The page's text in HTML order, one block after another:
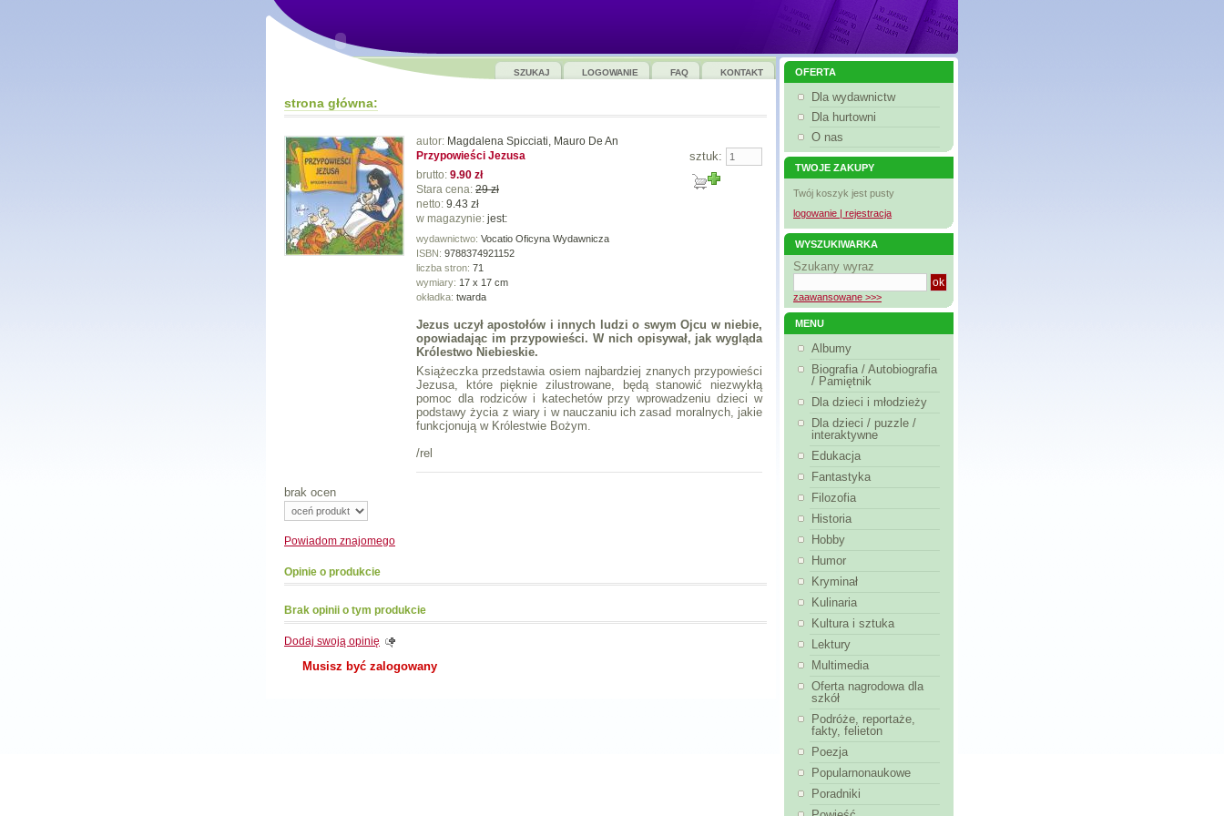
SZUKAJ LOGOWANIE FAQ KONTAKT
strona główna:
autor: Magdalena Spicciati, Mauro De An
Przypowieści Jezusa
brutto: 9.90 zł
Stara cena: 29 zł
netto: 9.43 zł
w magazynie: jest:
sztuk:
wydawnictwo: Vocatio Oficyna Wydawnicza
ISBN: 9788374921152
liczba stron: 71
wymiary: 17 x 17 cm
okładka: twarda
Jezus uczył apostołów i innych ludzi o swym Ojcu w niebie,
opowiadając im przypowieści. W nich opisywał, jak wygląda
Królestwo Niebieskie.
Książeczka przedstawia osiem najbardziej znanych przypowieści
Jezusa, które pięknie zilustrowane, będą stanowić niezwykłą
pomoc dla rodziców i katechetów przy wprowadzeniu dzieci w
podstawy życia z wiary i w nauczaniu ich zasad moralnych, jakie
funkcjonują w Królestwie Bożym.
/rel
brak ocen
Powiadom znajomego
Opinie o produkcie
Brak opinii o tym produkcie
Dodaj swoją opinię
Musisz być zalogowany
OFERTA
Dla wydawnictw
Dla hurtowni
O nas
TWOJE ZAKUPY
Twój koszyk jest pusty
logowanie | rejestracja
WYSZUKIWARKA
Szukany wyraz
zaawansowane >>>
MENU
Albumy
Biografia / Autobiografia
/ Pamiętnik
Dla dzieci i młodzieży
Dla dzieci / puzzle /
interaktywne
Edukacja
Fantastyka
Filozofia
Historia
Hobby
Humor
Kryminał
Kulinaria
Kultura i sztuka
Lektury
Multimedia
Oferta nagrodowa dla
szkół
Podróże, reportaże,
fakty, felieton
Poezja
Popularnonaukowe
Poradniki